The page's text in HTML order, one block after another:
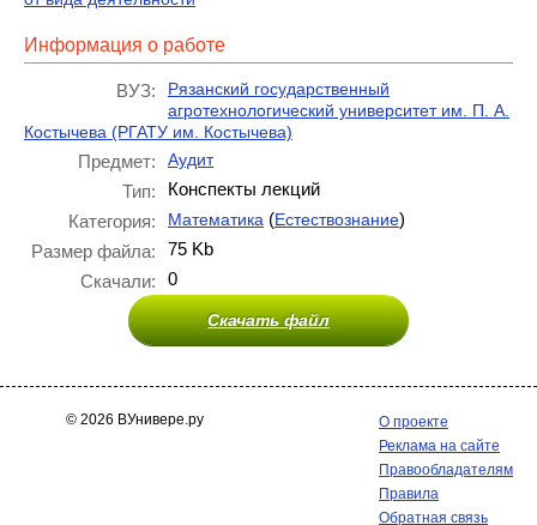
Информация о работе
ВУЗ:
Рязанский государственный
агротехнологический университет им. П. А.
Костычева (РГАТУ им. Костычева)
Предмет: Аудит
Тип:
Конспекты лекций
Категория:
Математика (Естествознание)
Размер файла:
75 Kb
Скачали:
0
Скачать файл
© 2026 ВУнивере.ру
О проекте
Реклама на сайте
Правообладателям
Правила
Обратная связь